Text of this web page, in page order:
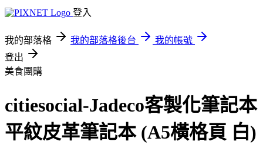
登入
我的部落格 我的部落格後台
我的帳號
登出
美食團購
citiesocial-Jadeco客製化筆記本
平紋皮革筆記本 (A5橫格頁 白)